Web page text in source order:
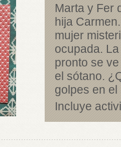
Marta y Fer
hija
mujer
ocupada.
pronto se
el sótano.
golpes en el
Incluye